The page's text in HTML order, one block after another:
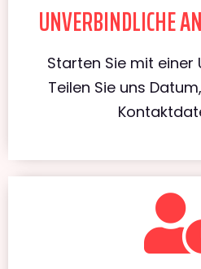
UNVERBINDLICHE
Starten Sie mit einer
Teilen Sie uns